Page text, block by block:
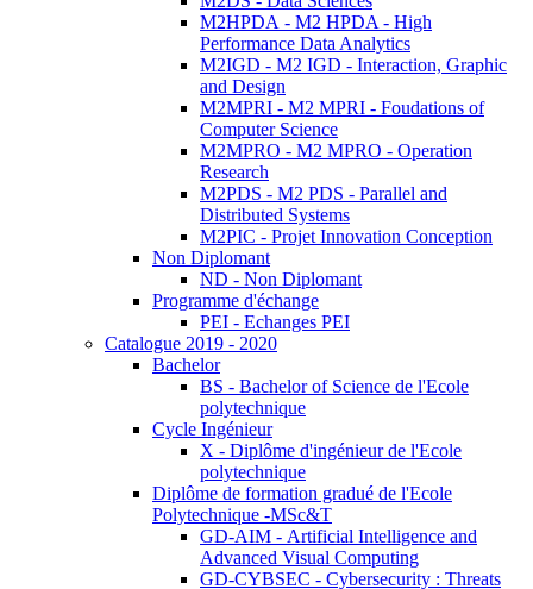
M2HPDA - M2 HPDA - High
Performance Data Analytics
M2IGD - M2 IGD - Interaction, Graphic
and Design
M2MPRI - M2 MPRI - Foudations of
Computer Science
M2MPRO - M2 MPRO - Operation
Research
M2PDS - M2 PDS - Parallel and
Distributed Systems
M2PIC - Projet Innovation Conception
Non Diplomant
ND - Non Diplomant
Programme d'échange
PEI - Echanges PEI
Catalogue 2019 - 2020
Bachelor
BS - Bachelor of Science de l'Ecole
polytechnique
Cycle Ingénieur
X - Diplôme d'ingénieur de l'Ecole
polytechnique
Diplôme de formation gradué de l'Ecole
Polytechnique -MSc&T
GD-AIM - Artificial Intelligence and
Advanced Visual Computing
GD-CYBSEC - Cybersecurity : Threats